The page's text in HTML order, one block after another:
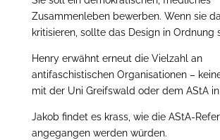
Zusammenleben bewerben. Wenn sie
kritisieren, sollte das Design in Ordnung
Henry erwähnt erneut die Vielzahl an
antifaschistischen Organisationen –
mit der Uni Greifswald oder dem AStA
Jakob findet es krass, wie die AStA-
angegangen werden würden.